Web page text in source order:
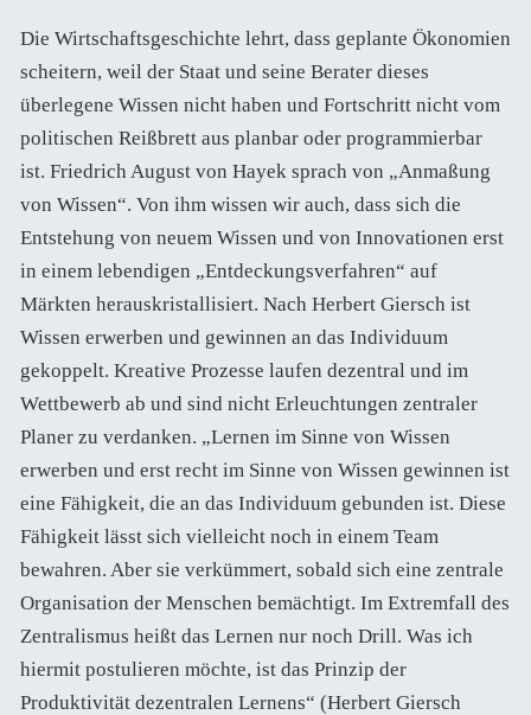
Die Wirtschaftsgeschichte lehrt, dass geplante Ökonomien
scheitern, weil der Staat und seine Berater dieses
überlegene Wissen nicht haben und Fortschritt nicht vom
politischen Reißbrett aus planbar oder programmierbar
ist. Friedrich August von Hayek sprach von „Anmaßung
von Wissen“. Von ihm wissen wir auch, dass sich die
Entstehung von neuem Wissen und von Innovationen erst
in einem lebendigen „Entdeckungsverfahren“ auf
Märkten herauskristallisiert. Nach Herbert Giersch ist
Wissen erwerben und gewinnen an das Individuum
gekoppelt. Kreative Prozesse laufen dezentral und im
Wettbewerb ab und sind nicht Erleuchtungen zentraler
Planer zu verdanken. „Lernen im Sinne von Wissen
erwerben und erst recht im Sinne von Wissen gewinnen ist
eine Fähigkeit, die an das Individuum gebunden ist. Diese
Fähigkeit lässt sich vielleicht noch in einem Team
bewahren. Aber sie verkümmert, sobald sich eine zentrale
Organisation der Menschen bemächtigt. Im Extremfall des
Zentralismus heißt das Lernen nur noch Drill. Was ich
hiermit postulieren möchte, ist das Prinzip der
Produktivität dezentralen Lernens“ (Herbert Giersch